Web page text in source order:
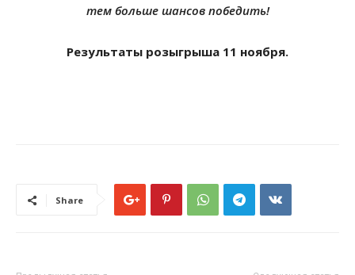
тем больше шансов победить!
Результаты розыгрыша 11 ноября.
Share